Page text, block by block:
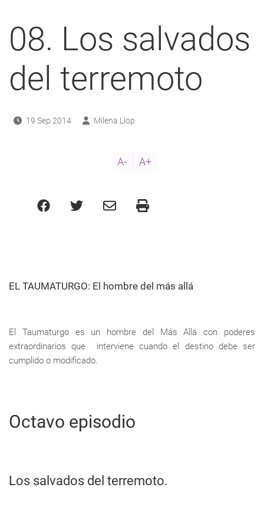
08. Los salvados
del terremoto
19 Sep 2014 Milena Llop
A- A+
EL TAUMATURGO: El hombre del más allá
El Taumaturgo es un hombre del Más Allá con poderes
extraordinarios que interviene cuando el destino debe ser
cumplido o modificado.
Octavo episodio
Los salvados del terremoto.